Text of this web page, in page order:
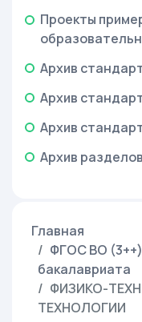
Проекты
Архив
Архив
Архив
Архив
Главная
ФГОС ВО
бакалавриата
ФИЗИКО-
ТЕХНОЛОГИИ